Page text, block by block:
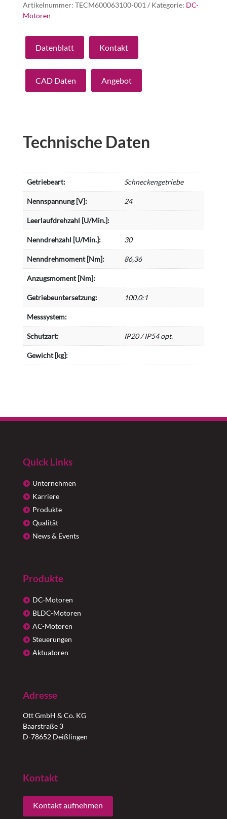
Artikelnummer: TECM600063100-001 Kategorie: DC-
Motoren
Datenblatt Kontakt
CAD Daten Angebot
Technische Daten
Getriebeart: Schneckengetriebe
Nennspannung [V]: 24
Leerlaufdrehzahl [U/Min.]:
Nenndrehzahl [U/Min.]: 30
Nenndrehmoment [Nm]: 86,36
Anzugsmoment [Nm]:
Getriebeuntersetzung: 100,0:1
Messsystem:
Schutzart: IP20 / IP54 opt.
Gewicht [kg]:
Quick Links
Unternehmen
Karriere
Produkte
Qualität
News & Events
Produkte
DC-Motoren
BLDC-Motoren
AC-Motoren
Steuerungen
Aktuatoren
Adresse
Ott GmbH & Co. KG
Baarstraße 3
D-78652 Deißlingen
Kontakt
Kontakt aufnehmen